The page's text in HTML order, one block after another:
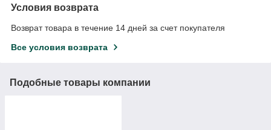
Условия возврата
Возврат товара в течение 14 дней за счет покупателя
Все условия возврата
Подобные товары компании